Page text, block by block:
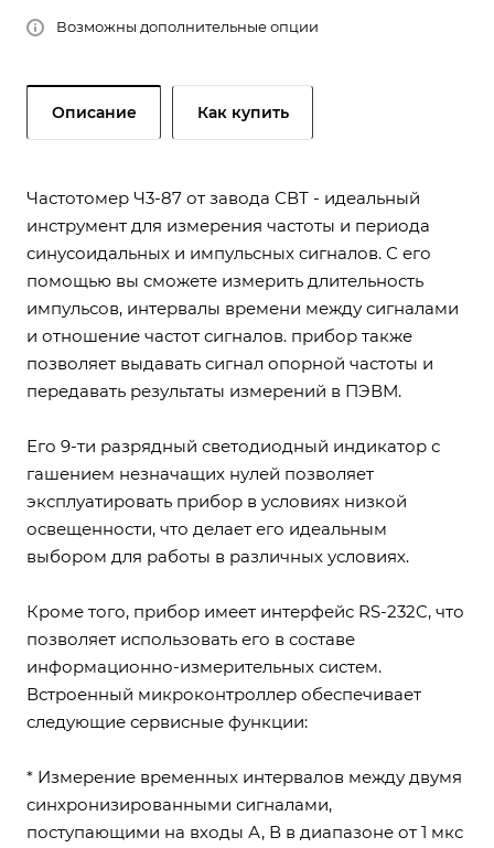
Возможны дополнительные опции
Описание Как купить
Частотомер Ч3-87 от завода СВТ - идеальный
инструмент для измерения частоты и периода
синусоидальных и импульсных сигналов. С его
помощью вы сможете измерить длительность
импульсов, интервалы времени между сигналами
и отношение частот сигналов. прибор также
позволяет выдавать сигнал опорной частоты и
передавать результаты измерений в ПЭВМ.
Его 9-ти разрядный светодиодный индикатор с
гашением незначащих нулей позволяет
эксплуатировать прибор в условиях низкой
освещенности, что делает его идеальным
выбором для работы в различных условиях.
Кроме того, прибор имеет интерфейс RS-232C, что
позволяет использовать его в составе
информационно-измерительных систем.
Встроенный микроконтроллер обеспечивает
следующие сервисные функции:
* Измерение временных интервалов между двумя
синхронизированными сигналами,
поступающими на входы А, В в диапазоне от 1 мкс